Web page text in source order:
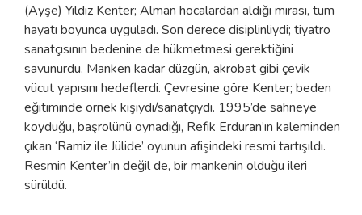
(Ayşe) Yıldız Kenter; Alman hocalardan aldığı mirası, tüm
hayatı boyunca uyguladı. Son derece disiplinliydi; tiyatro
sanatçısının bedenine de hükmetmesi gerektiğini
savunurdu. Manken kadar düzgün, akrobat gibi çevik
vücut yapısını hedeflerdi. Çevresine göre Kenter; beden
eğitiminde örnek kişiydi/sanatçıydı. 1995’de sahneye
koyduğu, başrolünü oynadığı, Refik Erduran’ın kaleminden
çıkan ‘Ramiz ile Jülide’ oyunun afişindeki resmi tartışıldı.
Resmin Kenter’in değil de, bir mankenin olduğu ileri
sürüldü.